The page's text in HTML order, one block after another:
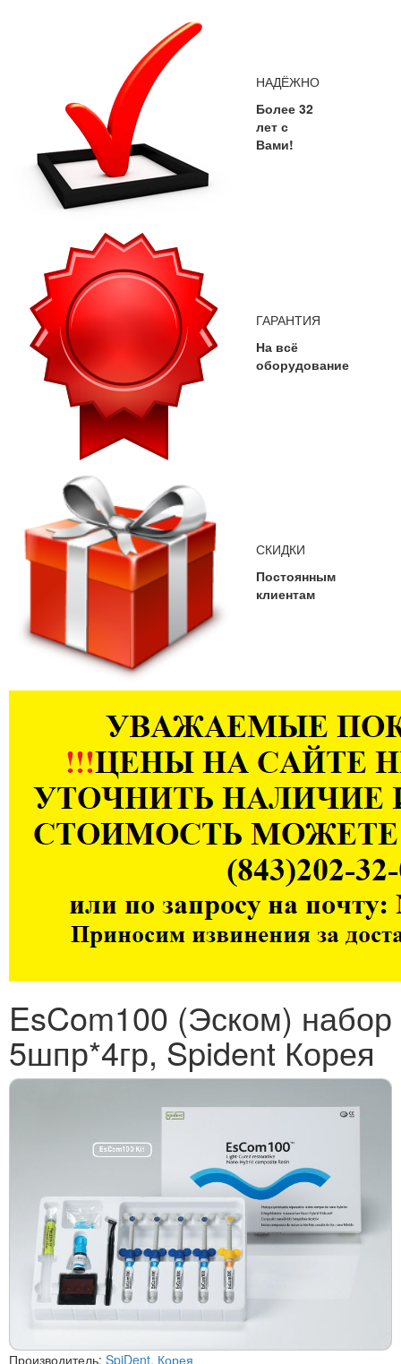
НАДЁЖНО
Более 32
лет с
Вами!
ГАРАНТИЯ
На всё
оборудование
СКИДКИ
Постоянным
клиентам
EsCom100 (Эском) набор
5шпр*4гр, Spident Корея
Производитель: SpiDent, Корея